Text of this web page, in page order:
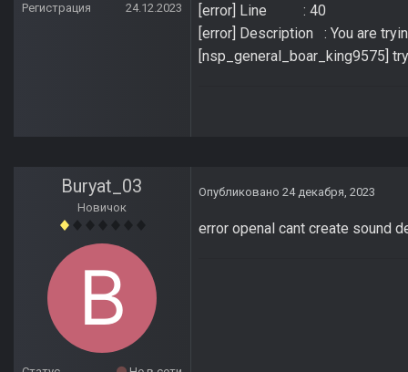
Регистрация
24.12.2023
[error] Line : 40
[error] Description : You are
[nsp_general_boar_king9575]
Buryat_03
Новичок
Опубликовано 24 декабря, 2023
error openal cant create sound